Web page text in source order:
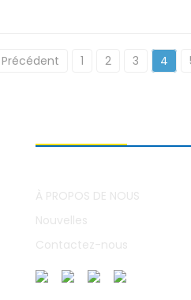
Précédent 1 2 3 4
À PROPOS DE NOUS
Nouvelles
Contactez-nous